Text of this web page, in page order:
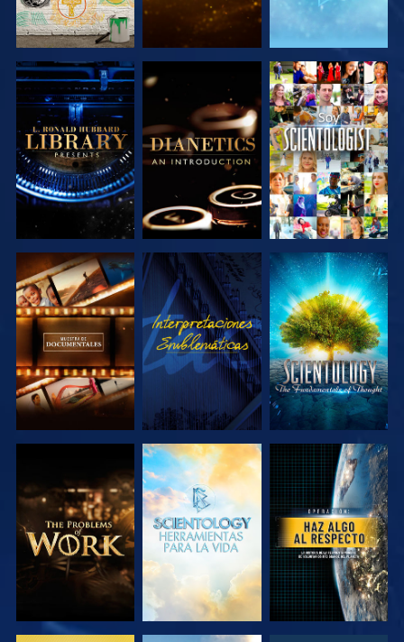
EXPLORA LAS
SERIES
EXPLORA LAS
SERIES
VE
EXPLORA LAS
SERIES
VE
EXPLORA LAS
SERIES
EXPLORA LAS
SERIES
EXPLORA LAS
SERIES
VE